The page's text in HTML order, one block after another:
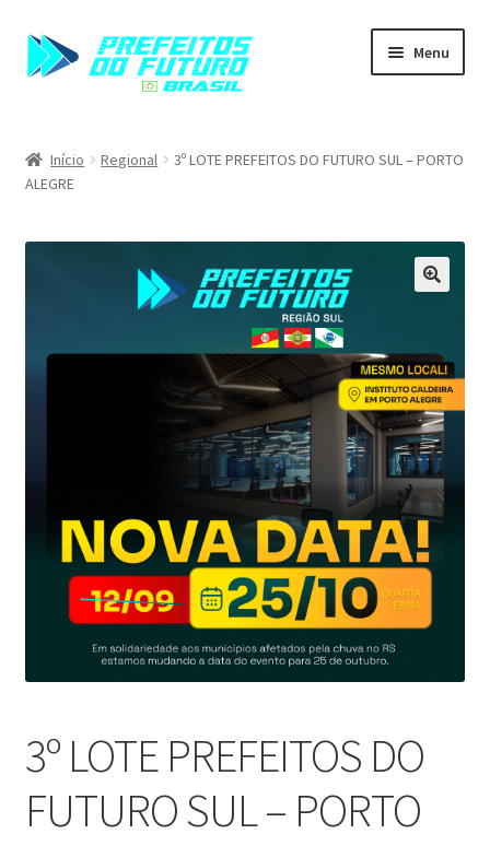
Menu
Carrinho
Finalizar compra
Início Regional
3º LOTE PREFEITOS DO FUTURO SUL – PORTO
ALEGRE
3º LOTE PREFEITOS DO
FUTURO SUL – PORTO